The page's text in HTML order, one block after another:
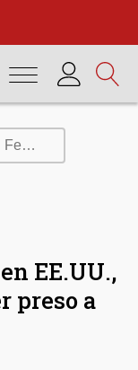
de publicación
EE.UU.,
preso a